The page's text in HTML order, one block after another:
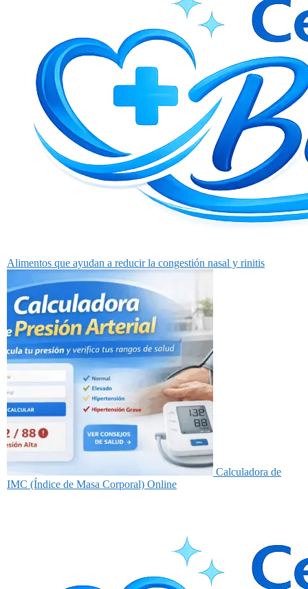
Alimentos que ayudan a reducir la congestión nasal y rinitis
Calculadora de
IMC (Índice de Masa Corporal) Online